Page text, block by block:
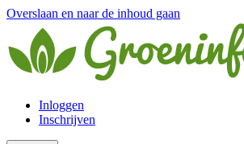
Overslaan en naar de inhoud gaan
Inloggen
Inschrijven